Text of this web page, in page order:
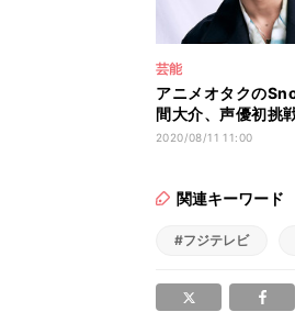
芸能
アニメオタクの
間大介、声優初挑
ゲスト
2020/08/11 11:00
関連キーワード
#フジテレビ